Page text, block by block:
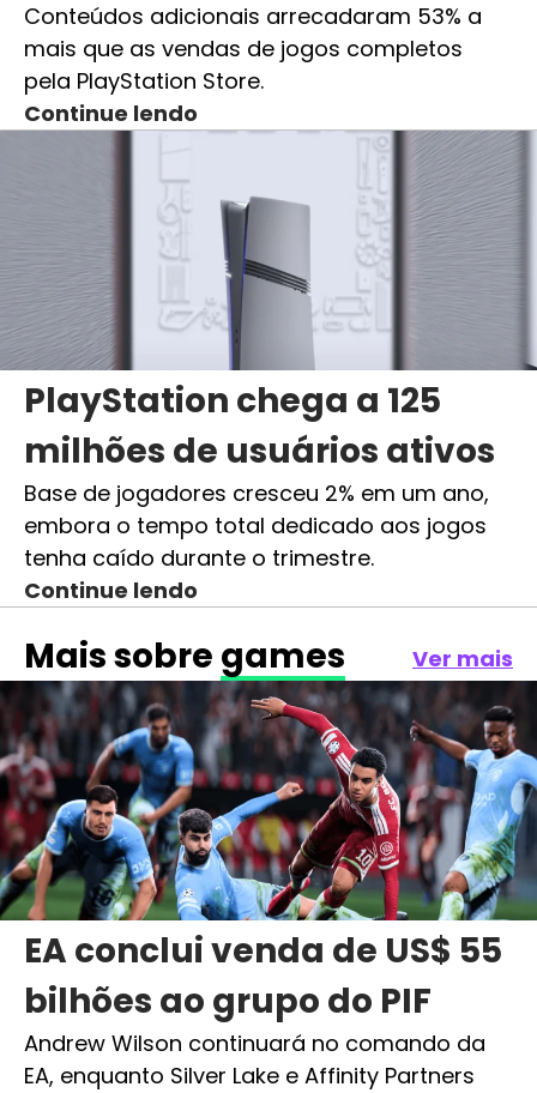
Conteúdos adicionais arrecadaram 53% a
mais que as vendas de jogos completos
pela PlayStation Store.
Continue lendo
PlayStation chega a 125
milhões de usuários ativos
Base de jogadores cresceu 2% em um ano,
embora o tempo total dedicado aos jogos
tenha caído durante o trimestre.
Continue lendo
Mais sobre games Ver mais
EA conclui venda de US$ 55
bilhões ao grupo do PIF
Andrew Wilson continuará no comando da
EA, enquanto Silver Lake e Affinity Partners